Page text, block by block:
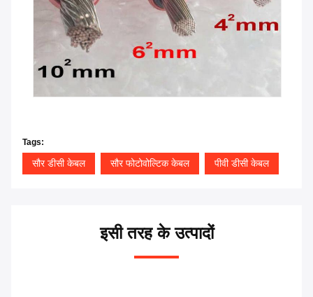
Tags:
सौर डीसी केबल सौर फोटोवोल्टिक केबल पीवी डीसी केबल
इसी तरह के उत्पादों